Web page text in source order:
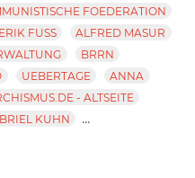
FOEDERATION
FUSS
ALFRED MASUR
BRRN
UEBERTAGE
ANNA
- ALTSEITE
KUHN ...